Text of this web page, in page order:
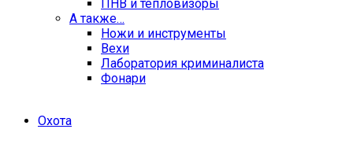
ПНВ и тепловизоры
А также…
Ножи и инструменты
Вехи
Лаборатория криминалиста
Фонари
Охота